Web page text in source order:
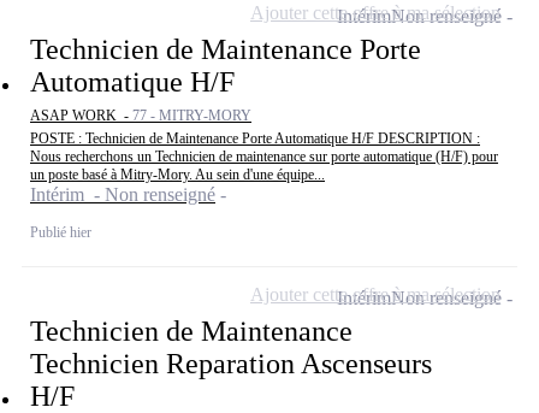
Technicien de Maintenance Porte
Automatique H/F
ASAP WORK - 77 - MITRY-MORY
POSTE : Technicien de Maintenance Porte Automatique H/F DESCRIPTION :
Nous recherchons un Technicien de maintenance sur porte automatique (H/F) pour
un poste basé à Mitry-Mory. Au sein d'une équipe...
Intérim - Non renseigné
Publié hier
IntérimNon renseigné
Ajouter cette offre à ma sélection
Technicien de Maintenance
Technicien Reparation Ascenseurs
H/F
IntérimNon renseigné
Ajouter cette offre à ma sélection